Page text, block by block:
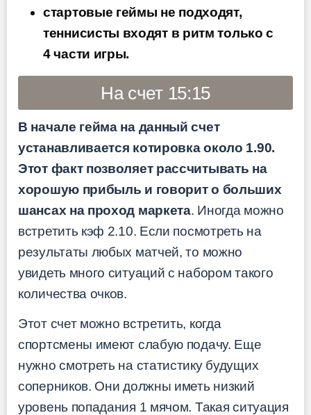
стартовые геймы не подходят,
теннисисты входят в ритм только с
4 части игры.
На счет 15:15
В начале гейма на данный счет
устанавливается котировка около 1.90.
Этот факт позволяет рассчитывать на
хорошую прибыль и говорит о больших
шансах на проход маркета. Иногда можно
встретить кэф 2.10. Если посмотреть на
результаты любых матчей, то можно
увидеть много ситуаций с набором такого
количества очков.
Этот счет можно встретить, когда
спортсмены имеют слабую подачу. Еще
нужно смотреть на статистику будущих
соперников. Они должны иметь низкий
уровень попадания 1 мячом. Такая ситуация